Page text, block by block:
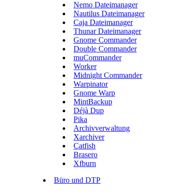
Nemo Dateimanager
Nautilus Dateimanager
Caja Dateimanager
Thunar Dateimanager
Gnome Commander
Double Commander
muCommander
Worker
Midnight Commander
Warpinator
Gnome Warp
MintBackup
Déjà Dup
Pika
Archivverwaltung
Xarchiver
Catfish
Brasero
Xfburn
Büro und DTP